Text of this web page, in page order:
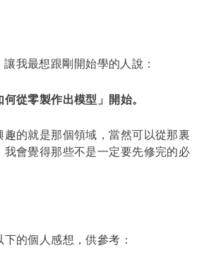
我最想跟剛開始學的人說：
從零製作出模型」開始。
趣的就是那個領域，當然可以從那裏
我會覺得那些不是一定要先修完的必
的個人感想，供參考：